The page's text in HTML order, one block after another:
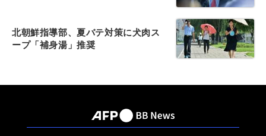
北朝鮮指導部、夏バテ対策に犬肉ス
ープ「補身湯」推奨